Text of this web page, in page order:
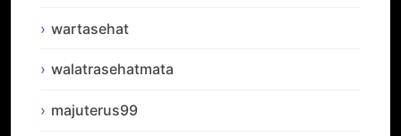
wartasehat
walatrasehatmata
majuterus99